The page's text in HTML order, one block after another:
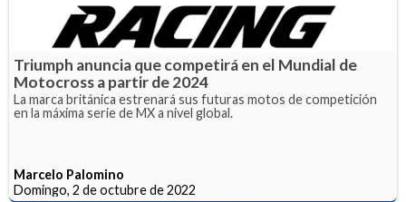
Triumph anuncia que competirá en el Mundial de
Motocross a partir de 2024
La marca británica estrenará sus futuras motos de competición
en la máxima serie de MX a nivel global.
Marcelo Palomino
Domingo, 2 de octubre de 2022